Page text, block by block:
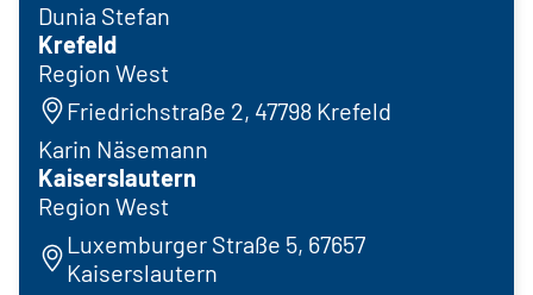
Dunia Stefan
Krefeld
Region West
Friedrichstraße 2, 47798 Krefeld
Karin Näsemann
Kaiserslautern
Region West
Luxemburger Straße 5, 67657
Kaiserslautern